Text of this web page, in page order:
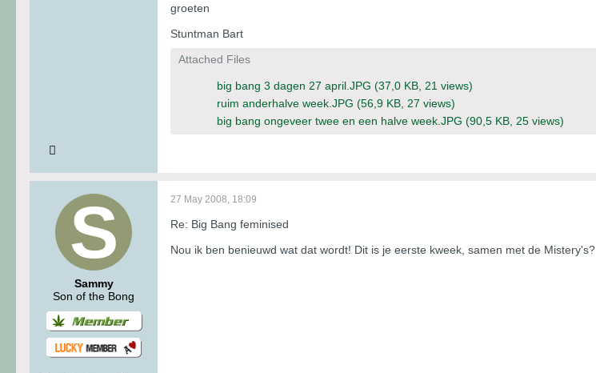
groeten
Stuntman Bart
Attached Files
big bang 3 dagen 27 april.JPG (37,0 KB, 21 views)
ruim anderhalve week.JPG (56,9 KB, 27 views)
big bang ongeveer twee en een halve week.JPG (90,5 KB, 25 views)
Sammy
Son of the Bong
27 May 2008, 18:09
Re: Big Bang feminised
Nou ik ben benieuwd wat dat wordt! Dit is je eerste kweek, samen met de Mistery's?